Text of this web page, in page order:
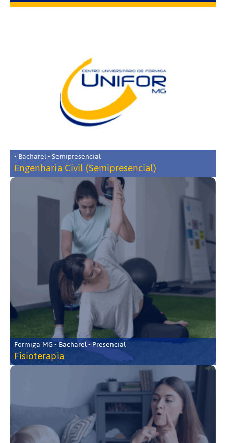
• Bacharel • Semipresencial
Engenharia Civil (Semipresencial)
Formiga-MG • Bacharel • Presencial
Fisioterapia